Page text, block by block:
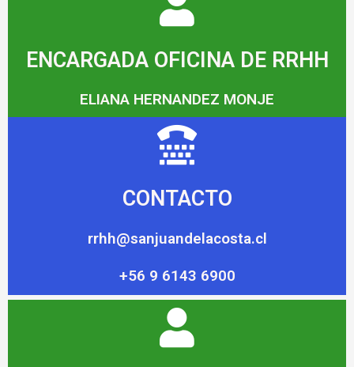
ENCARGADA OFICINA DE RRHH
ELIANA HERNANDEZ MONJE
CONTACTO
rrhh@sanjuandelacosta.cl
+56 9 6143 6900